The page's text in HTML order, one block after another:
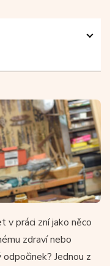
v práci zní jako něco
zdraví nebo
Jednou z